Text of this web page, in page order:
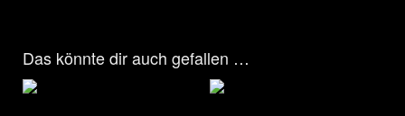
Das könnte dir auch gefallen …